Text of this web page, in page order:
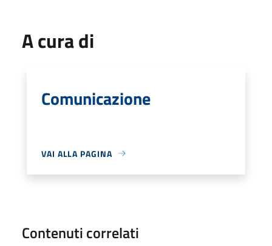
A cura di
Comunicazione
VAI ALLA PAGINA
Contenuti correlati